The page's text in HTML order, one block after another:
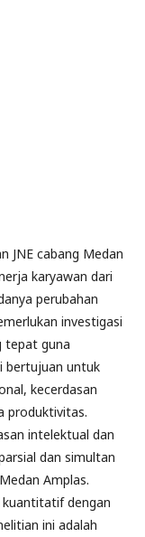
JNE cabang Medan
karyawan dari
perubahan
investigasi
tepat guna
bertujuan untuk
kecerdasan
produktivitas.
intelektual dan
dan simultan
Amplas.
kuantitatif dengan
ini adalah